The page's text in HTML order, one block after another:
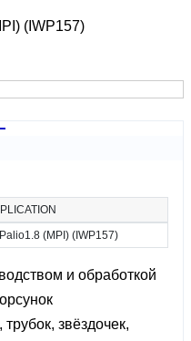
(IWP157)
(MPI) (IWP157)
и обработкой
звёздочек,